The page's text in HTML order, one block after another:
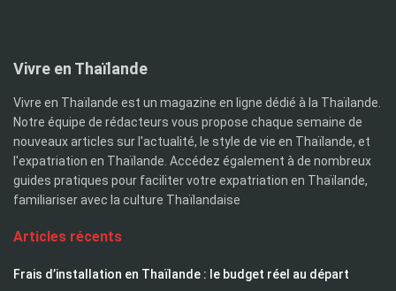
Vivre en Thaïlande
Vivre en Thaïlande est un magazine en ligne dédié à la Thaïlande.
Notre équipe de rédacteurs vous propose chaque semaine de
nouveaux articles sur l'actualité, le style de vie en Thaïlande, et
l'expatriation en Thaïlande. Accédez également à de nombreux
guides pratiques pour faciliter votre expatriation en Thaïlande,
familiariser avec la culture Thaïlandaise
Articles récents
Frais d’installation en Thaïlande : le budget réel au départ